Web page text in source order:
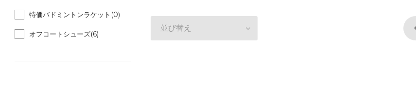
並び替え
特価バドミントンラケット(0)
オフコートシューズ(6)